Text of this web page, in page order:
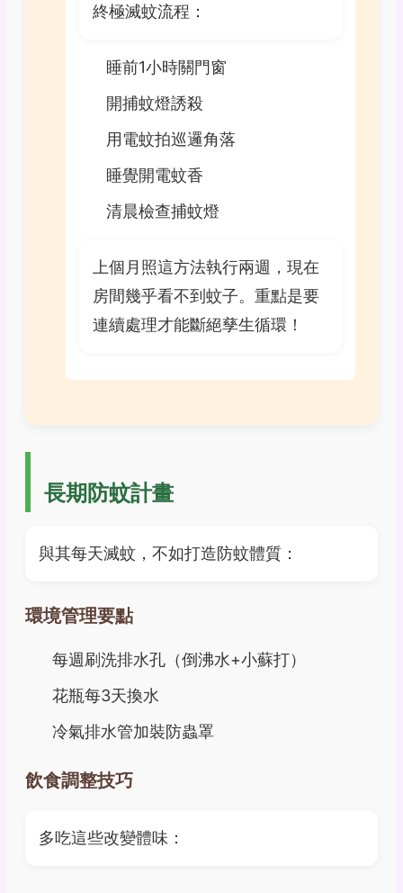
終極滅蚊流程：
睡前1小時關門窗
開捕蚊燈誘殺
用電蚊拍巡邏角落
睡覺開電蚊香
清晨檢查捕蚊燈
上個月照這方法執行兩週，現在
房間幾乎看不到蚊子。重點是要
連續處理才能斷絕孳生循環！
長期防蚊計畫
與其每天滅蚊，不如打造防蚊體質：
環境管理要點
每週刷洗排水孔（倒沸水+小蘇打）
花瓶每3天換水
冷氣排水管加裝防蟲罩
飲食調整技巧
多吃這些改變體味：